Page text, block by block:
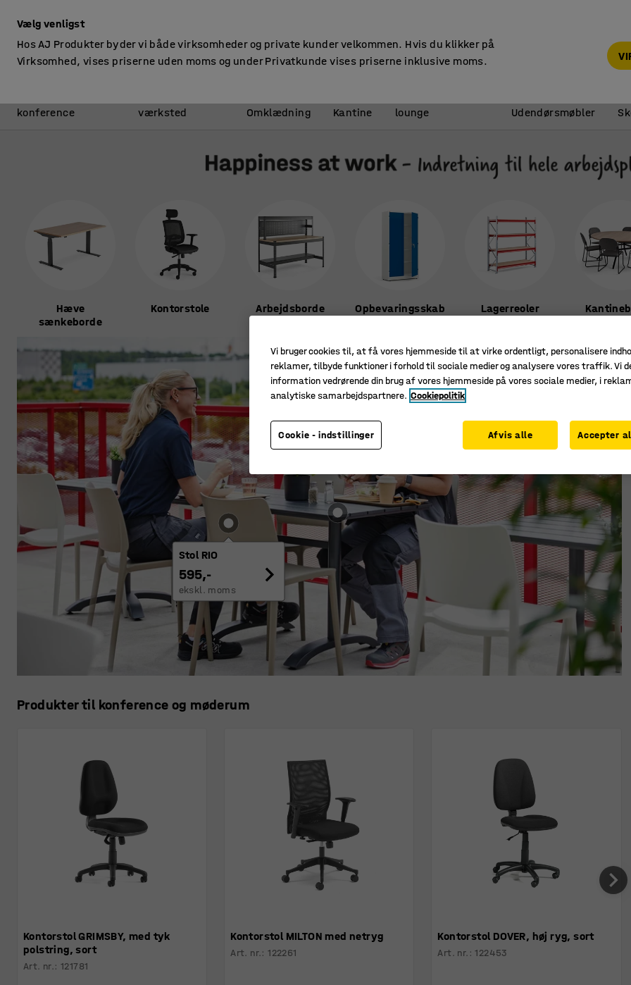
konference
værksted
Omklædning Kantine
lounge
Udendørsmøbler
Hæve
sænkeborde
Kontorstole Arbejdsborde
Opbevaringsskab
Lagerreoler
Stol RIO
595,-
ekskl. moms
Produkter til konference og møderum
Kontorstol GRIMSBY, med tyk
polstring, sort
Art. nr.:121781
Kontorstol MILTON med netryg
Art. nr.:122261
Kontorstol DOVER, høj ryg, sort
Art. nr. :122453
Vælg venligst
Hos AJ Produkter byder vi både virksomheder og private kunder velkommen. Hvis du klikker på
Virksomhed, vises priserne uden moms og under Privatkunde vises priserne inklusive moms.
Vi bruger cookies til, at få vores hjemmeside til at virke ordentligt, personalisere
reklamer, tilbyde funktioner i forhold til sociale medier og analysere vores traffik. Vi
information vedrørende din brug af vores hjemmeside på vores sociale medier, i
analytiske samarbejdspartnere. Cookiepolitik
Cookie - indstillinger Afvis alle Accepter